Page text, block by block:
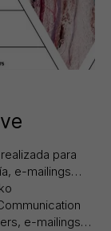
para
e-mailings…
e-mailings…